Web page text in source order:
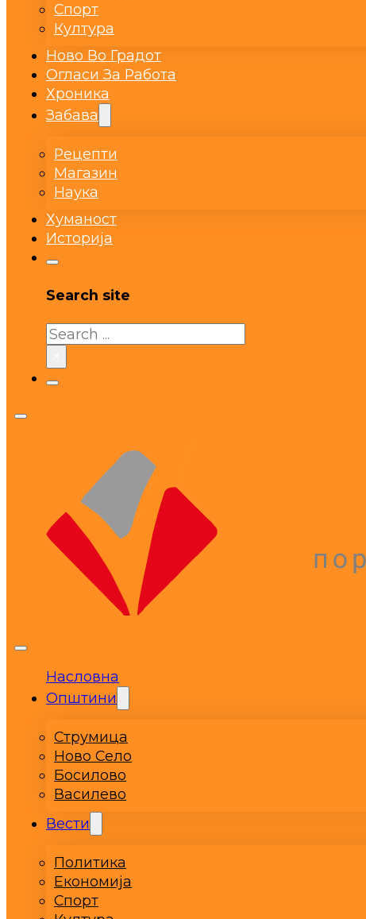
Спорт
Култура
Ново Во Градот
Огласи За Работа
Хроника
Забава
Рецепти
Магазин
Наука
Хуманост
Историја
Search site
Search
Насловна
Општини
Струмица
Ново Село
Босилово
Василево
Вести
Политика
Економија
Спорт